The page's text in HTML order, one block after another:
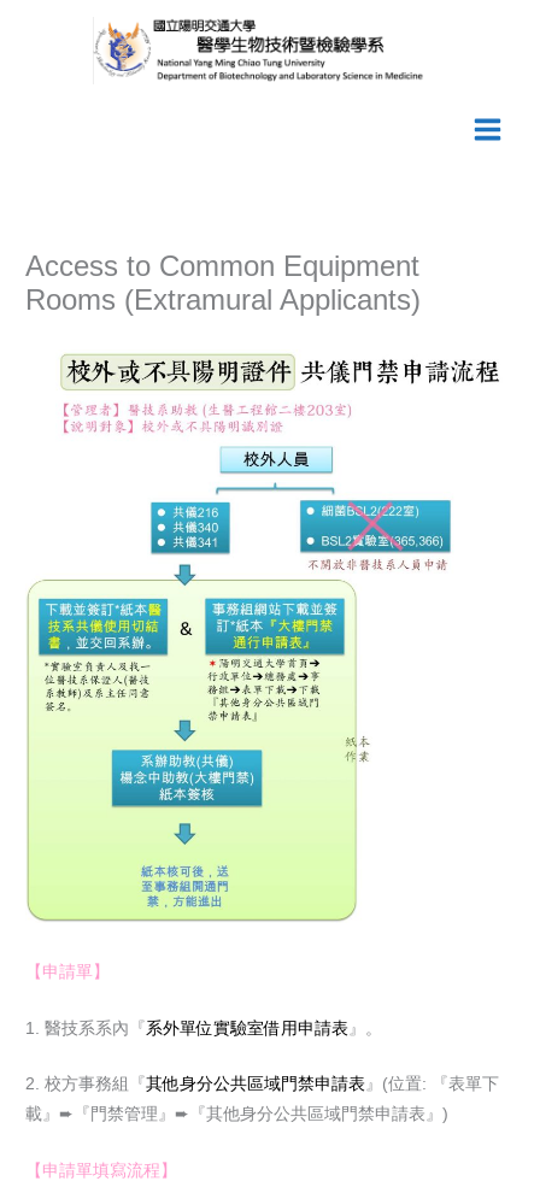
Access to Common Equipment
Rooms (Extramural Applicants)
【申請單】
1. 醫技系系內『系外單位實驗室借用申請表 』。
2. 校方事務組『其他身分公共區域門禁申請表』(位置: 『表單下
載』➨『門禁管理』➨『其他身分公共區域門禁申請表』)
【申請單填寫流程】